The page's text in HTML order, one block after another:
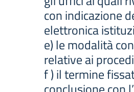
con indicazione
elettronica
e) le modalità
relative ai
f ) il termine